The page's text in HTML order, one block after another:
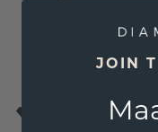
Excl. Tax & BTW
Ontdek ons
ontwerp zelf de
JOIN